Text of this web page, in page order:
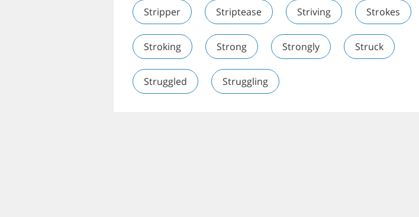
Stripper Striptease Striving Strokes
Stroking Strong Strongly Struck
Struggled Struggling